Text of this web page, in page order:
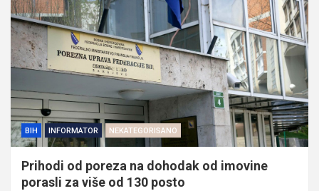
BIH INFORMATOR NEKATEGORISANO
Prihodi od poreza na dohodak od imovine
porasli za više od 130 posto